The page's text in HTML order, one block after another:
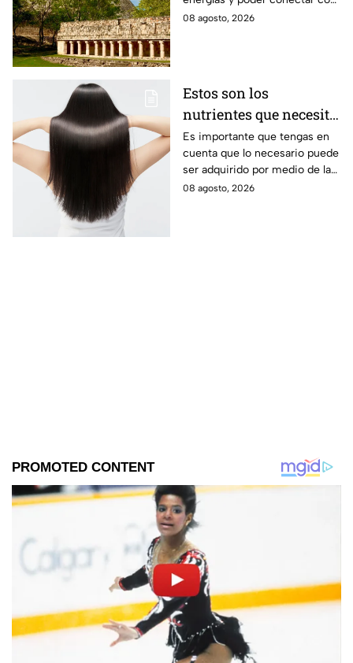
naturaleza.
08 agosto, 2026
Estos son los
nutrientes que necesita
tu cabello a partir de
los 40 años
Es importante que tengas en
cuenta que lo necesario puede
ser adquirido por medio de la
alimentación.
08 agosto, 2026